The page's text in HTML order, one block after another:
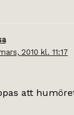
2010 kl. 11:17
att